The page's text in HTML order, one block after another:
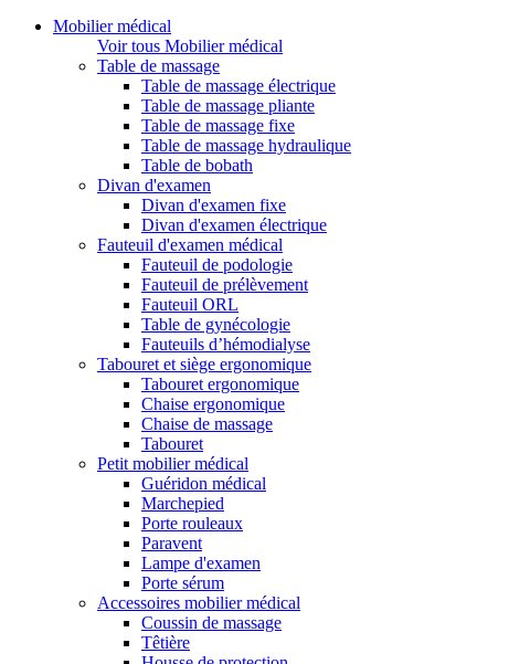
Mobilier médical
Voir tous Mobilier médical
Table de massage
Table de massage électrique
Table de massage pliante
Table de massage fixe
Table de massage hydraulique
Table de bobath
Divan d'examen
Divan d'examen fixe
Divan d'examen électrique
Fauteuil d'examen médical
Fauteuil de podologie
Fauteuil de prélèvement
Fauteuil ORL
Table de gynécologie
Fauteuils d’hémodialyse
Tabouret et siège ergonomique
Tabouret ergonomique
Chaise ergonomique
Chaise de massage
Tabouret
Petit mobilier médical
Guéridon médical
Marchepied
Porte rouleaux
Paravent
Lampe d'examen
Porte sérum
Accessoires mobilier médical
Coussin de massage
Têtière